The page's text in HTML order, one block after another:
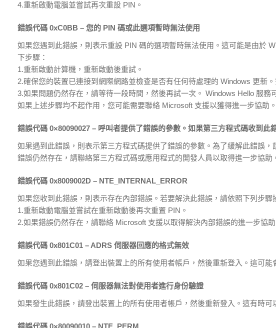
4.重新啟動電腦並嘗試再次重設 PIN。
錯誤代碼 0xC0BB – 您的 PIN 碼或此選項暫時無法使用
如果您遇到此錯誤，則表示重設 PIN 碼的選項暫時無法使用。這可能是由於
下步驟：
1.重新啟動計算機，重新啟動後重試。
2.確保您的裝置已連接到網際網路並檢查是否有任何待處理的 Windows 更新
3.如果問題仍然存在，請等待一段時間，然後再試一次。 Windows Hello 服務
如果上述步驟均不起作用，您可能需要聯絡 Microsoft 支援以獲得進一步協助。
錯誤代碼 0×80090027 – 呼叫者提供了錯誤的參數。如果第三方程式碼收到此
如果遇到此錯誤，則表示第三方程式碼提供了錯誤的參數。為了緩解此錯誤
錯誤仍然存在，請聯絡第三方程式碼或應用程式的開發人員以取得進一步協助
錯誤代碼 0x8009002D – NTE_INTERNAL_ERROR
如果您收到此錯誤，則表示存在內部錯誤。若要解決此錯誤，請依照下列步驟
1.重新啟動電腦並嘗試在重新啟動後再次重置 PIN。
2.如果錯誤仍然存在，請聯絡 Microsoft 支援以取得解決內部錯誤的進一步協助
錯誤代碼 0x801C01 – ADRS 伺服器回應的格式無效
如果您遇到此錯誤，請登出裝置上的所有使用者帳戶，然後重新登入。這可
錯誤代碼 0x801C02 – 伺服器無法對使用者進行身份驗證
如果發生此錯誤，請登出裝置上的所有使用者帳戶，然後重新登入。這有時可
錯誤代碼 0×80090010 – NTE_PERM